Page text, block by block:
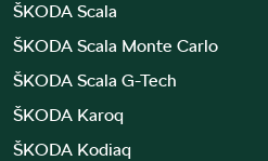
ŠKODA Scala
ŠKODA Scala Monte Carlo
ŠKODA Scala G-Tech
ŠKODA Karoq
ŠKODA Kodiaq